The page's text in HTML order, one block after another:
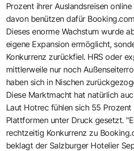
Prozent ihrer Auslandsreisen
davon benützen dafür
Dieses enorme Wachstum wurde
eigene Expansion ermöglicht,
Konkurrenz zurückfiel. HRS oder
mittlerweile nur noch
haben sich in Nischen
Diese Marktmacht hat natürlich
Laut Hotrec fühlen sich 55
Plattformen unter Druck gesetzt.
rechtzeitig Konkurrenz zu
beklagt der Salzburger Hotelier